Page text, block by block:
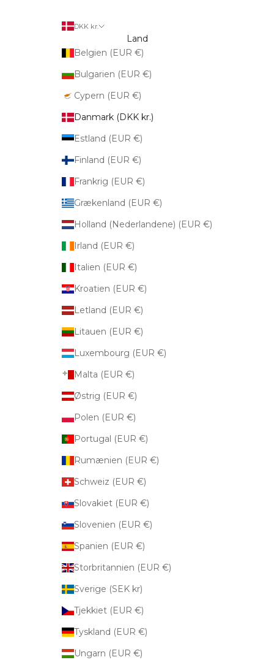
DKK kr.
Land
Belgien (EUR €)
Bulgarien (EUR €)
Cypern (EUR €)
Danmark (DKK kr.)
Estland (EUR €)
Finland (EUR €)
Frankrig (EUR €)
Grækenland (EUR €)
Holland (Nederlandene) (EUR €)
Irland (EUR €)
Italien (EUR €)
Kroatien (EUR €)
Letland (EUR €)
Litauen (EUR €)
Luxembourg (EUR €)
Malta (EUR €)
Østrig (EUR €)
Polen (EUR €)
Portugal (EUR €)
Rumænien (EUR €)
Schweiz (EUR €)
Slovakiet (EUR €)
Slovenien (EUR €)
Spanien (EUR €)
Storbritannien (EUR €)
Sverige (SEK kr)
Tjekkiet (EUR €)
Tyskland (EUR €)
Ungarn (EUR €)